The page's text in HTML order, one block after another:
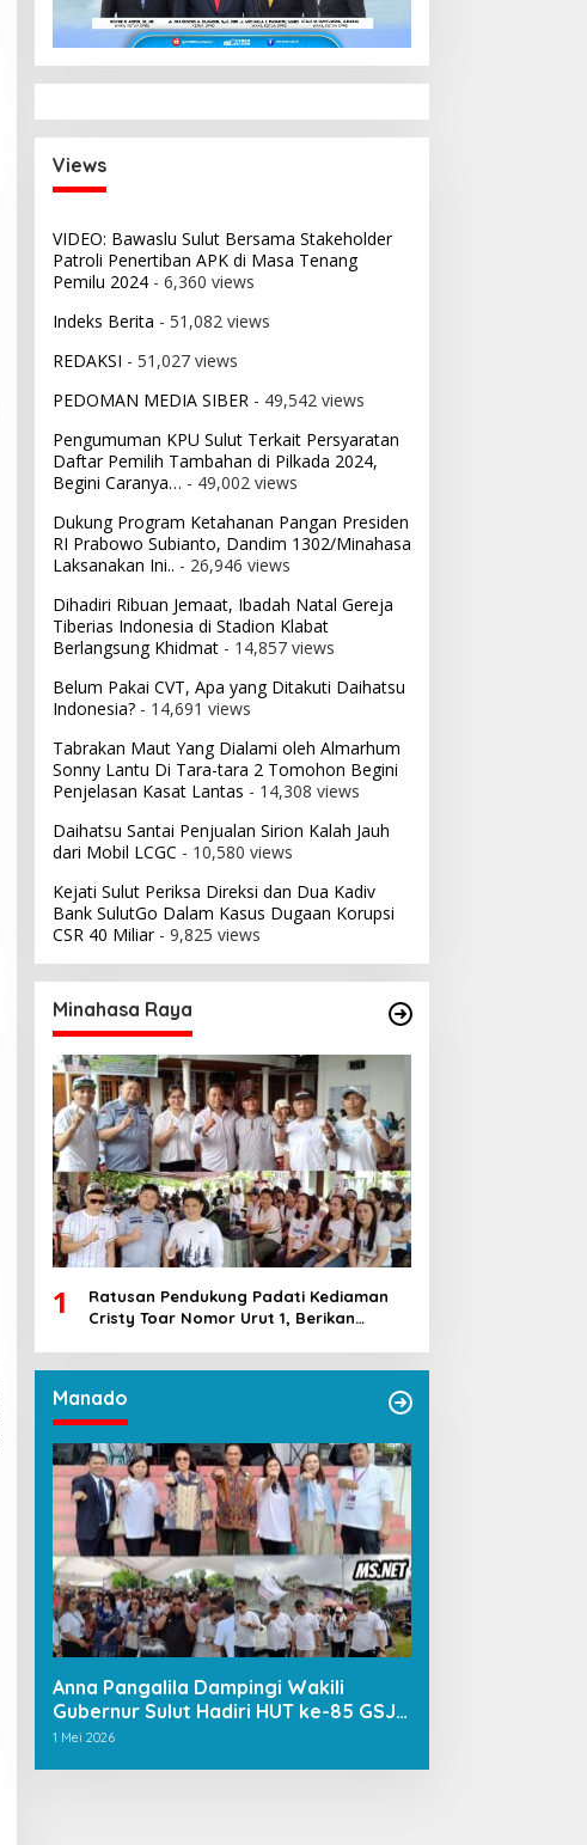
Views
VIDEO: Bawaslu Sulut Bersama Stakeholder
Patroli Penertiban APK di Masa Tenang
Pemilu 2024- 6,360 views
Indeks Berita - 51,082 views
REDAKSI - 51,027 views
PEDOMAN MEDIA SIBER- 49,542 views
Pengumuman KPU Sulut Terkait Persyaratan
Daftar Pemilih Tambahan di Pilkada 2024,
Begini Caranya… - 49,002 views
Dukung Program Ketahanan Pangan Presiden
RI Prabowo Subianto, Dandim 1302/Minahasa
Laksanakan Ini.. - 26,946 views
Dihadiri Ribuan Jemaat, Ibadah Natal Gereja
Tiberias Indonesia di Stadion Klabat
Berlangsung Khidmat- 14,857 views
Belum Pakai CVT, Apa yang Ditakuti Daihatsu
Indonesia?- 14,691 views
Tabrakan Maut Yang Dialami oleh Almarhum
Sonny Lantu Di Tara-tara 2 Tomohon Begini
Penjelasan Kasat Lantas - 14,308 views
Daihatsu Santai Penjualan Sirion Kalah Jauh
dari Mobil LCGC - 10,580 views
Kejati Sulut Periksa Direksi dan Dua Kadiv
Bank SulutGo Dalam Kasus Dugaan Korupsi
CSR 40 Miliar- 9,825 views
Minahasa Raya
1
Ratusan Pendukung Padati Kediaman
Cristy Toar Nomor Urut 1, Berikan
Manado
Anna Pangalila Dampingi Wakili
Gubernur Sulut Hadiri HUT ke-85 GSJA
Se-Sulut–Gorontalo di Langowan
1 Mei 2026